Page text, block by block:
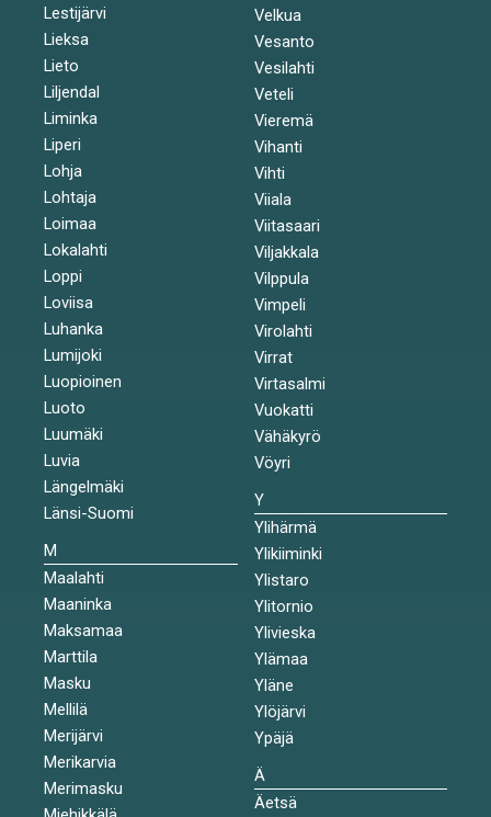
Lestijärvi
Lieksa
Lieto
Liljendal
Liminka
Liperi
Lohja
Lohtaja
Loimaa
Lokalahti
Loppi
Loviisa
Luhanka
Lumijoki
Luopioinen
Luoto
Luumäki
Luvia
Längelmäki
Länsi-Suomi
M
Maalahti
Maaninka
Maksamaa
Marttila
Masku
Mellilä
Merijärvi
Merikarvia
Merimasku
Velkua
Vesanto
Vesilahti
Veteli
Vieremä
Vihanti
Vihti
Viiala
Viitasaari
Viljakkala
Vilppula
Vimpeli
Virolahti
Virrat
Virtasalmi
Vuokatti
Vähäkyrö
Vöyri
Y
Ylihärmä
Ylikiiminki
Ylistaro
Ylitornio
Ylivieska
Ylämaa
Yläne
Ylöjärvi
Ypäjä
Ä
Äetsä